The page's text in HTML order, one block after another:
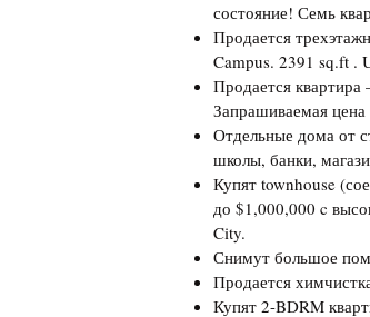
состояние! Семь
Продается
Campus. 2391 sq.ft .
Продается
Запрашиваемая
Отдельные дома от
школы, банки,
Купят townhouse
до $1,000,000 c
City.
Снимут большое
Продается
Купят 2-BDRM